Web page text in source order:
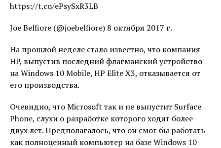
https://t.co/ePsySxR3LB
Joe Belfiore (@joebelfiore) 8 октября 2017 г.
На прошлой неделе стало известно, что компания
HP, выпустив последний флагманский устройство
на Windows 10 Mobile, HP Elite X3, отказывается от
его производства.
Очевидно, что Microsoft так и не выпустит Surface
Phone, слухи о разработке которого ходят более
двух лет. Предполагалось, что он смог бы работать
как полноценный компьютер на базе Windows 10